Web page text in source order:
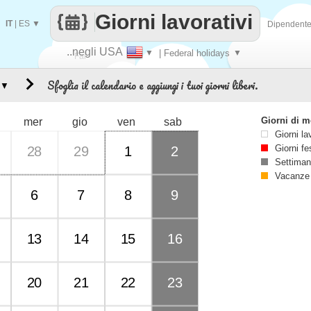
Fai
..negli USA ▼ | Federal holidays ▼
Giorni lavorativi
IT| ES ▼
Sfoglia il calendario e aggiungi i tuoi giorni liberi.
mer gio ven sab
28 29 1 2
6 7 8 9
13 14 15 16
20 21 22 23
▼
Giorni di
Giorni
Giorni
Vacanze